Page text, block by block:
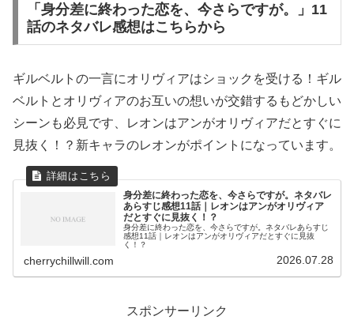
「身分差に終わった恋を、今さらですが。」11
話のネタバレ感想はこちらから
ギルベルトの一言にオリヴィアはショックを受ける！ギル
ベルトとオリヴィアのお互いの想いが交錯するもどかしい
シーンも必見です、レオンはアンがオリヴィアだとすぐに
見抜く！？新キャラのレオンがポイントになっています。
身分差に終わった恋を、今さらですが。ネタバレ
あらすじ感想11話｜レオンはアンがオリヴィア
だとすぐに見抜く！？
身分差に終わった恋を、今さらですが。ネタバレあらすじ
感想11話｜レオンはアンがオリヴィアだとすぐに見抜
く！？
cherrychillwill.com 2026.07.28
スポンサーリンク